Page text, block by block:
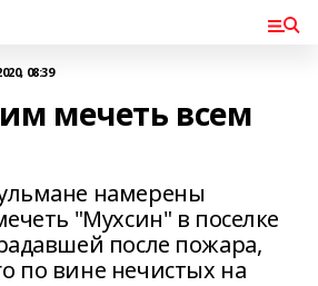
08:39
мечеть всем
намерены
"Мухсин" в поселке
после пожара,
по вине нечистых на